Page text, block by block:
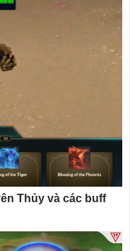
Thủy và các buff